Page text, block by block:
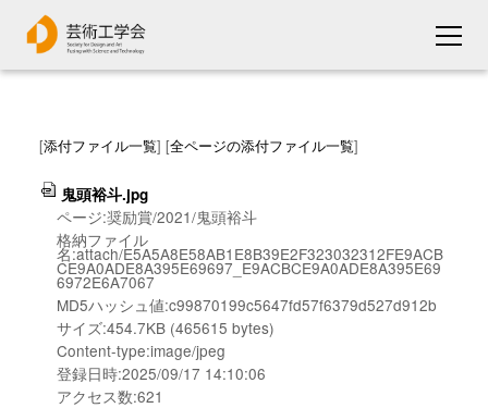
[添付ファイル一覧] [全ページの添付ファイル一覧]
鬼頭裕斗.jpg
ページ:奨励賞/2021/鬼頭裕斗
格納ファイル
名:attach/E5A5A8E58AB1E8B39E2F323032312FE9ACB
CE9A0ADE8A395E69697_E9ACBCE9A0ADE8A395E69
6972E6A7067
MD5ハッシュ値:c99870199c5647fd57f6379d527d912b
サイズ:454.7KB (465615 bytes)
Content-type:image/jpeg
登録日時:2025/09/17 14:10:06
アクセス数:621